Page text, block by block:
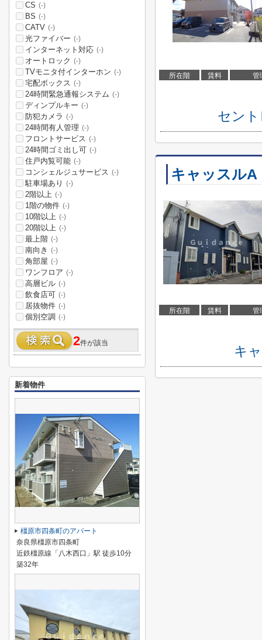
所在階 賃料 管
セン
キャッスルA
所在階 賃料 管
キ
CS (-)
BS (-)
CATV (-)
光ファイバー (-)
インターネット対応 (-)
オートロック (-)
TVモニタ付インターホン (-)
宅配ボックス (-)
24時間緊急通報システム (-)
ディンプルキー (-)
防犯カメラ (-)
24時間有人管理 (-)
フロントサービス (-)
24時間ゴミ出し可 (-)
住戸内覧可能 (-)
コンシェルジュサービス (-)
駐車場あり (-)
2階以上 (-)
1階の物件 (-)
10階以上 (-)
20階以上 (-)
最上階 (-)
南向き (-)
角部屋 (-)
ワンフロア (-)
高層ビル (-)
飲食店可 (-)
居抜物件 (-)
個別空調 (-)
2件が該当
新着物件
橿原市四条町のアパート
奈良県橿原市四条町
近鉄橿原線「八木西口」駅 徒歩10分
築32年